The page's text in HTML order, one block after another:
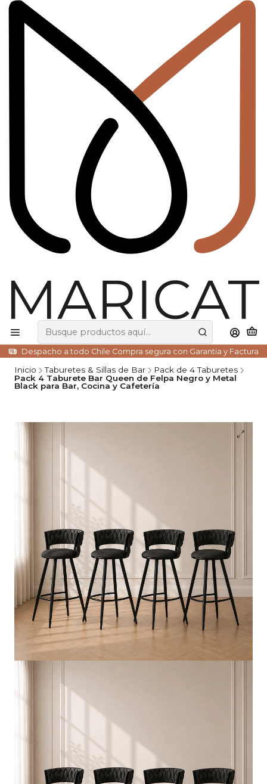
Despacho a todo Chile Compra segura con Garantia y Factura
Inicio Taburetes & Sillas de Bar
Pack de 4 Taburetes
Pack 4 Taburete Bar Queen de Felpa Negro y Metal
Black para Bar, Cocina y Cafetería